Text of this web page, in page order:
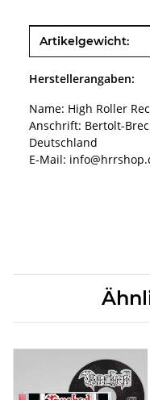
Produkteigenschaft
Wert
Artikelgewicht:
Herstellerangaben:
Name: High Roller
Anschrift: Bertolt-
Deutschland
E-Mail: